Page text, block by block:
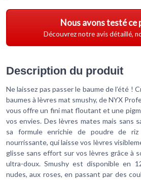
Nous avons testé ce
Découvrez notre avis détaillé,
Description du produit
Ne laissez pas passer le baume de l’été !
baumes à lèvres mat smushy, de NYX
vous offre un fini mat floutant et une
vos envies. Des lèvres mates mais sans
sa formule enrichie de poudre de
nourrissante, qui laisse vos lèvres
glisse sans effort sur vos lèvres grâce à
ultra-doux. Smushy est disponible en
nudes, aux roses, en passant par des